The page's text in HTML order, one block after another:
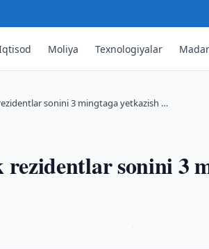
Moliya Texnologiyalar
sonini 3 mingtaga yetkazish …
sonini 3